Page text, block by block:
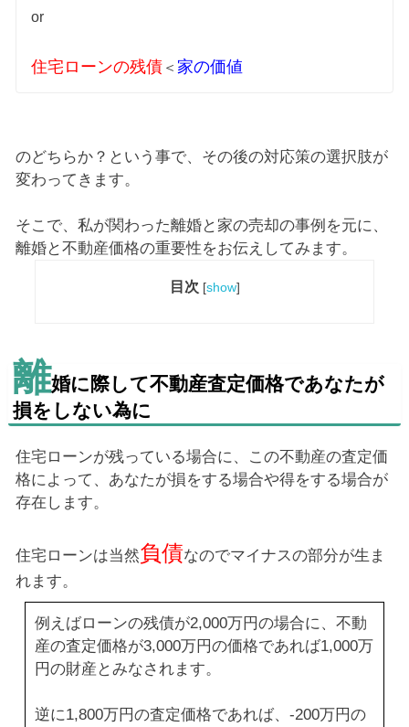
or
住宅ローンの残債 ＜ 家の価値
のどちらか？という事で、その後の対応策の選択肢が
変わってきます。
そこで、私が関わった離婚と家の売却の事例を元に、
離婚と不動産価格の重要性をお伝えしてみます。
目次 [show]
離婚に際して不動産査定価格であなたが
損をしない為に
住宅ローンが残っている場合に、この不動産の査定価
格によって、あなたが損をする場合や得をする場合が
存在します。
住宅ローンは当然負債なのでマイナスの部分が生ま
れます。
例えばローンの残債が2,000万円の場合に、不動
産の査定価格が3,000万円の価格であれば1,000万
円の財産とみなされます。
逆に1,800万円の査定価格であれば、-200万円の